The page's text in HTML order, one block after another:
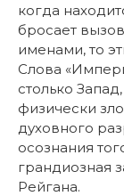
когда
бросает
именами, то
Слова
столько
физически
духовного
осознания
грандиозная
Рейгана.